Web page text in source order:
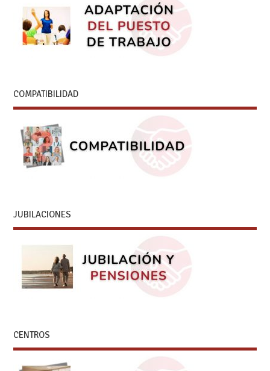
COMPATIBILIDAD
JUBILACIONES
CENTROS